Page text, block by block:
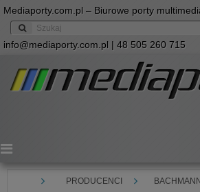
Mediaporty.com.pl – Biurowe porty
info@mediaporty.com.pl | 48 505 260 715
Menu
PRODUCENCI
BACHMANN